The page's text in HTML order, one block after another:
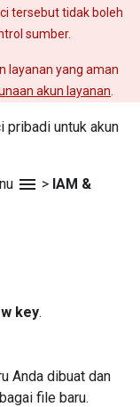
tersebut tidak boleh
sumber.
layanan yang aman
akun layanan
pribadi untuk akun
menu > IAM &
key.
Anda dibuat dan
file baru.